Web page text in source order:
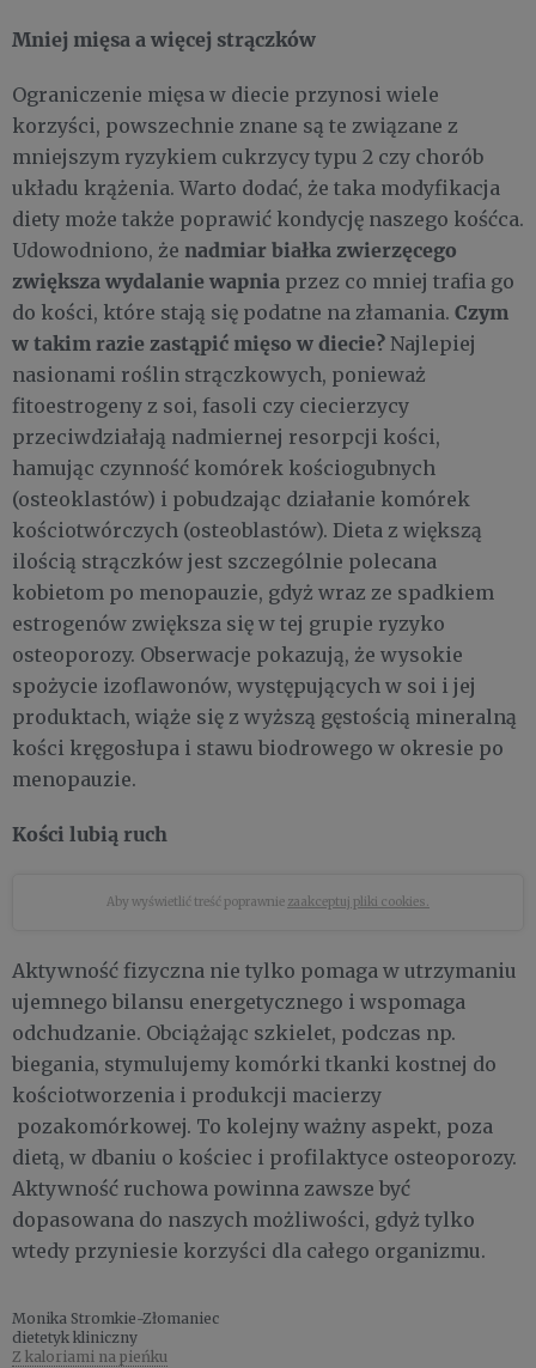
Mniej mięsa a więcej strączków
Ograniczenie mięsa w diecie przynosi wiele
korzyści, powszechnie znane są te związane z
mniejszym ryzykiem cukrzycy typu 2 czy chorób
układu krążenia. Warto dodać, że taka modyfikacja
diety może także poprawić kondycję naszego kośćca.
Udowodniono, że nadmiar białka zwierzęcego
zwiększa wydalanie wapnia przez co mniej trafia go
do kości, które stają się podatne na złamania. Czym
w takim razie zastąpić mięso w diecie? Najlepiej
nasionami roślin strączkowych, ponieważ
fitoestrogeny z soi, fasoli czy ciecierzycy
przeciwdziałają nadmiernej resorpcji kości,
hamując czynność komórek kościogubnych
(osteoklastów) i pobudzając działanie komórek
kościotwórczych (osteoblastów). Dieta z większą
ilością strączków jest szczególnie polecana
kobietom po menopauzie, gdyż wraz ze spadkiem
estrogenów zwiększa się w tej grupie ryzyko
osteoporozy. Obserwacje pokazują, że wysokie
spożycie izoflawonów, występujących w soi i jej
produktach, wiąże się z wyższą gęstością mineralną
kości kręgosłupa i stawu biodrowego w okresie po
menopauzie.
Kości lubią ruch
Aby wyświetlić treść poprawnie zaakceptuj pliki cookies.
Aktywność fizyczna nie tylko pomaga w utrzymaniu
ujemnego bilansu energetycznego i wspomaga
odchudzanie. Obciążając szkielet, podczas np.
biegania, stymulujemy komórki tkanki kostnej do
kościotworzenia i produkcji macierzy
pozakomórkowej. To kolejny ważny aspekt, poza
dietą, w dbaniu o kościec i profilaktyce osteoporozy.
Aktywność ruchowa powinna zawsze być
dopasowana do naszych możliwości, gdyż tylko
wtedy przyniesie korzyści dla całego organizmu.
Monika Stromkie-Złomaniec
dietetyk kliniczny
Z kaloriami na pieńku